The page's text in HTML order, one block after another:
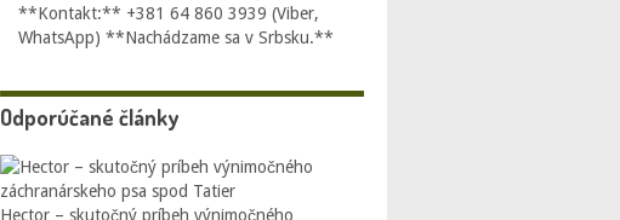
**Kontakt:** +381 64 860 3939 (Viber,
WhatsApp) **Nachádzame sa v Srbsku.**
Odporúčané články
Hector – skutočný príbeh výnimočného